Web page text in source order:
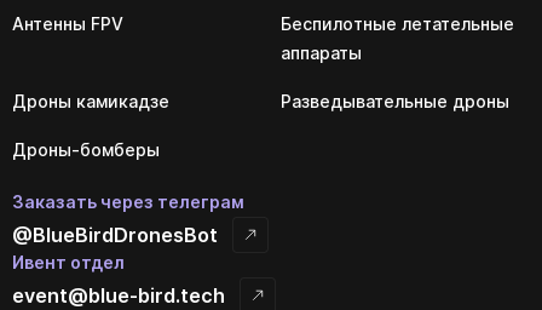
Антенны FPV
Беспилотные летательные
аппараты
Дроны камикадзе Разведывательные дроны
Дроны-бомберы
Заказать через телеграм
@BlueBirdDronesBot
Ивент отдел
event@blue-bird.tech